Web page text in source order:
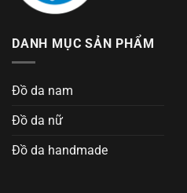
DANH MỤC SẢN PHẨM
Đồ da nam
Đồ da nữ
Đồ da handmade